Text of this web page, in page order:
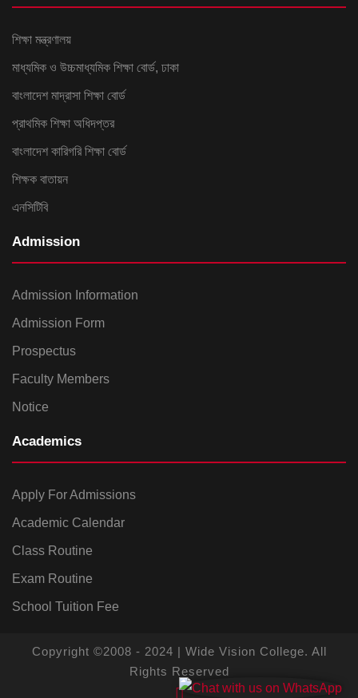
শিক্ষা মন্ত্রণালয়
মাধ্যমিক ও উচ্চমাধ্যমিক শিক্ষা বোর্ড, ঢাকা
বাংলাদেশ মাদ্রাসা শিক্ষা বোর্ড
প্রাথমিক শিক্ষা অধিদপ্তর
বাংলাদেশ কারিগরি শিক্ষা বোর্ড
শিক্ষক বাতায়ন
এনসিটিবি
Admission
Admission Information
Admission Form
Prospectus
Faculty Members
Notice
Academics
Apply For Admissions
Academic Calendar
Class Routine
Exam Routine
School Tuition Fee
Copyright ©2008 - 2024 | Wide Vision College. All
Rights Reserved